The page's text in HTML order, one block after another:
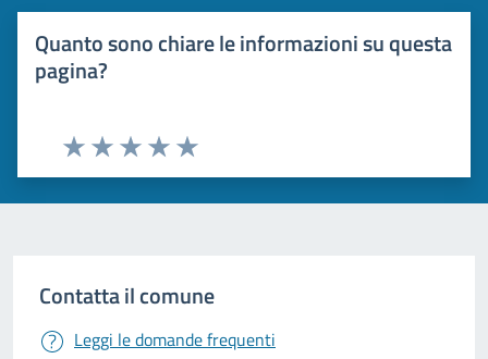
Quanto sono chiare le informazioni su questa
pagina?
Valuta 5 stelle su 5
Valuta 4 stelle su 5
Valuta 3 stelle su 5
Valuta 2 stelle su 5
Valuta 1 stelle su 5
Contatta il comune
Leggi le domande frequenti